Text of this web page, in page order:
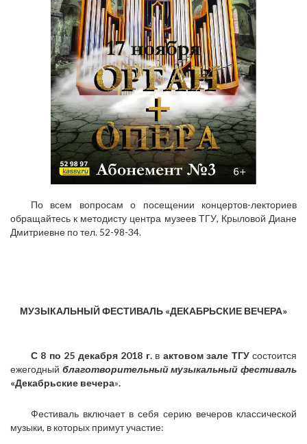
По всем вопросам о посещении концертов-лекториев
обращайтесь к методисту центра музеев ТГУ, Крыловой Диане
Дмитриевне по тел. 52-98-34.
МУЗЫКАЛЬНЫЙ ФЕСТИВАЛЬ «ДЕКАБРЬСКИЕ ВЕЧЕРА»
С 8 по 25 декабря 2018 г.в актовом зале ТГУсостоится
ежегодный благотворительный музыкальный фестиваль
«Декабрьские вечера».
Фестиваль включает в себя серию вечеров классической
музыки, в которых примут участие: